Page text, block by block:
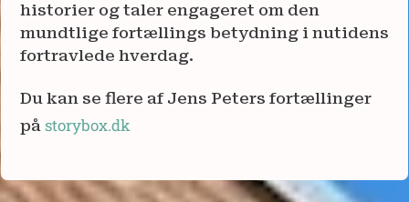
historier og taler engageret om den
mundtlige fortællings betydning i nutidens
fortravlede hverdag.
Du kan se flere af Jens Peters fortællinger
på storybox.dk